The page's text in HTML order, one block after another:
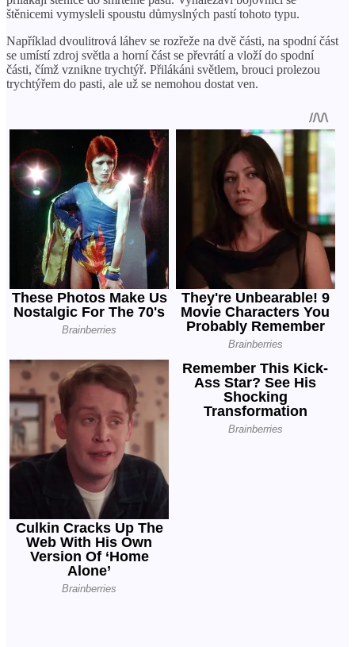
štěnicemi vymysleli spoustu důmyslných pastí tohoto typu.
Například dvoulitrová láhev se rozřeže na dvě části, na spodní část
se umístí zdroj světla a horní část se převrátí a vloží do spodní
části, čímž vznikne trychtýř. Přilákáni světlem, brouci prolezou
trychtýřem do pasti, ale už se nemohou dostat ven.